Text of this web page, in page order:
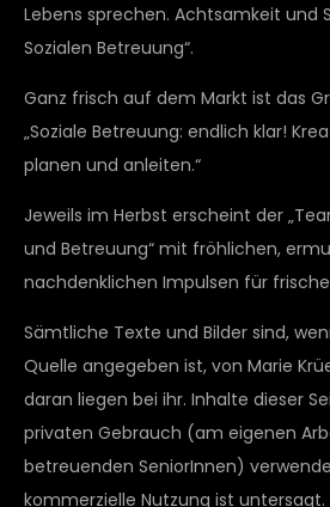
Lebens sprechen. Achtsamkeit und
Sozialen Betreuung“.
Ganz frisch auf dem Markt ist das
„Soziale Betreuung: endlich klar!
planen und anleiten.“
Jeweils im Herbst erscheint der
und Betreuung“ mit fröhlichen,
nachdenklichen Impulsen für
Sämtliche Texte und Bilder sind,
Quelle angegeben ist, von Marie
daran liegen bei ihr. Inhalte dieser
privaten Gebrauch (am eigenen
betreuenden SeniorInnen)
kommerzielle Nutzung ist untersagt.